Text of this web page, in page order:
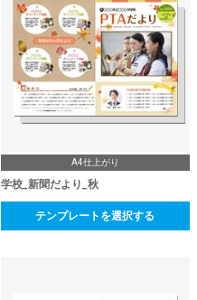
A4仕上がり
学校_新聞だより_秋
テンプレートを選択する